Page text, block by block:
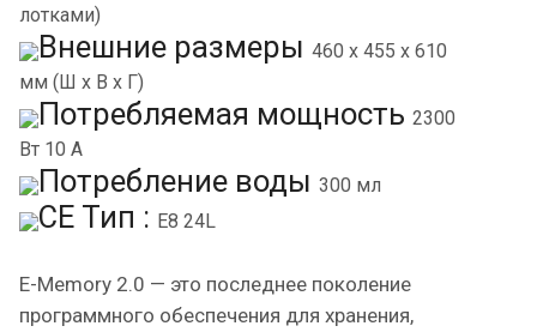
лотками)
Внешние размеры 460 x 455 x 610
мм (Ш x В x Г)
Потребляемая мощность 2300
Вт 10 А
Потребление воды 300 мл
CE Тип : E8 24L
E-Memory 2.0 — это последнее поколение
программного обеспечения для хранения,